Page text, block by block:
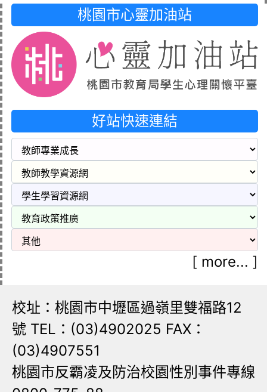
桃園市心靈加油站
好站快速連結
[ more... ]
校址：桃園市中壢區過嶺里雙福路12
號 TEL：(03)4902025 FAX：
(03)4907551
桃園市反霸凌及防治校園性別事件專線